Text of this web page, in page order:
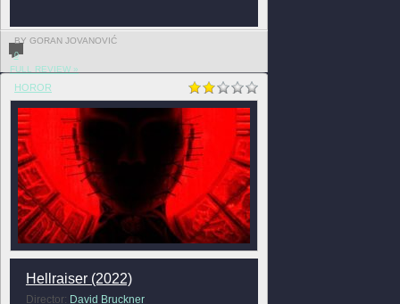
BY GORAN JOVANOVIĆ
0
FULL REVIEW »
HOROR
Hellraiser (2022)
Director: David Bruckner